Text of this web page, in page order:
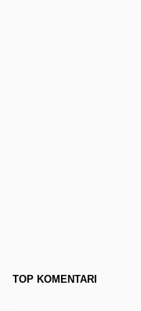
TOP KOMENTARI